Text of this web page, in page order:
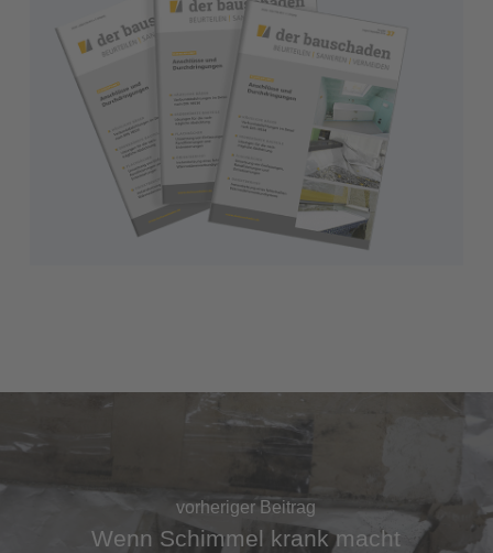
vorheriger Beitrag
Wenn Schimmel krank macht